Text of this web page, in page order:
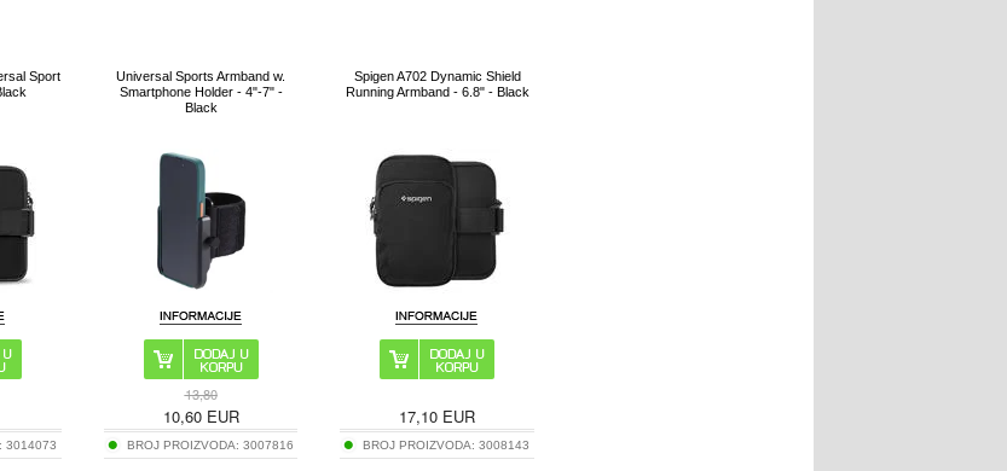
Sport
3014073
Universal Sports Armband w.
Smartphone Holder - 4"-7" -
Black
13,80
10,60EUR
BROJ PROIZVODA: 3007816
Spigen A702 Dynamic Shield
Running Armband - 6.8" - Black
17,10 EUR
BROJ PROIZVODA:3008143